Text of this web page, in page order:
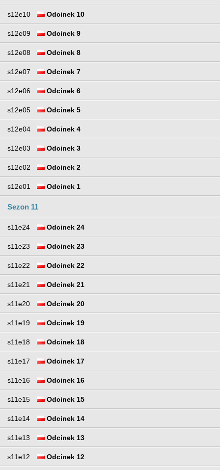
s12e10 Odcinek 10
s12e09 Odcinek 9
s12e08 Odcinek 8
s12e07 Odcinek 7
s12e06 Odcinek 6
s12e05 Odcinek 5
s12e04 Odcinek 4
s12e03 Odcinek 3
s12e02 Odcinek 2
s12e01 Odcinek 1
Sezon 11
s11e24 Odcinek 24
s11e23 Odcinek 23
s11e22 Odcinek 22
s11e21 Odcinek 21
s11e20 Odcinek 20
s11e19 Odcinek 19
s11e18 Odcinek 18
s11e17 Odcinek 17
s11e16 Odcinek 16
s11e15 Odcinek 15
s11e14 Odcinek 14
s11e13 Odcinek 13
s11e12 Odcinek 12